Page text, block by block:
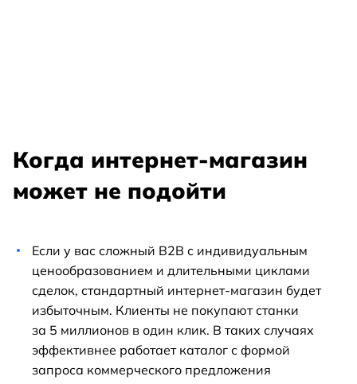
Когда интернет-магазин
может не подойти
Если у вас сложный B2B с индивидуальным
ценообразованием и длительными циклами
сделок, стандартный интернет-магазин будет
избыточным. Клиенты не покупают станки
за 5 миллионов в один клик. В таких случаях
эффективнее работает каталог с формой
запроса коммерческого предложения